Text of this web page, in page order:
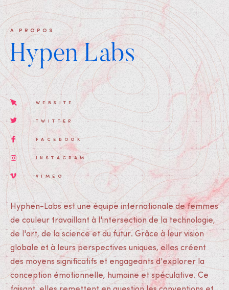
A PROPOS
Hypen Labs
WEBSITE
TWITTER
FACEBOOK
INSTAGRAM
VIMEO
Hyphen-Labs est une équipe internationale de femmes
de couleur travaillant à l'intersection de la technologie,
de l'art, de la science et du futur. Grâce à leur vision
globale et à leurs perspectives uniques, elles créent
des moyens significatifs et engageants d'explorer la
conception émotionnelle, humaine et spéculative. Ce